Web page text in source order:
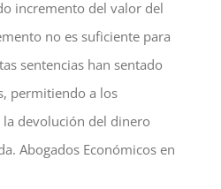
incremento del valor del
no es suficiente para
sentencias han sentado
permitiendo a los
devolución del dinero
Abogados Económicos en